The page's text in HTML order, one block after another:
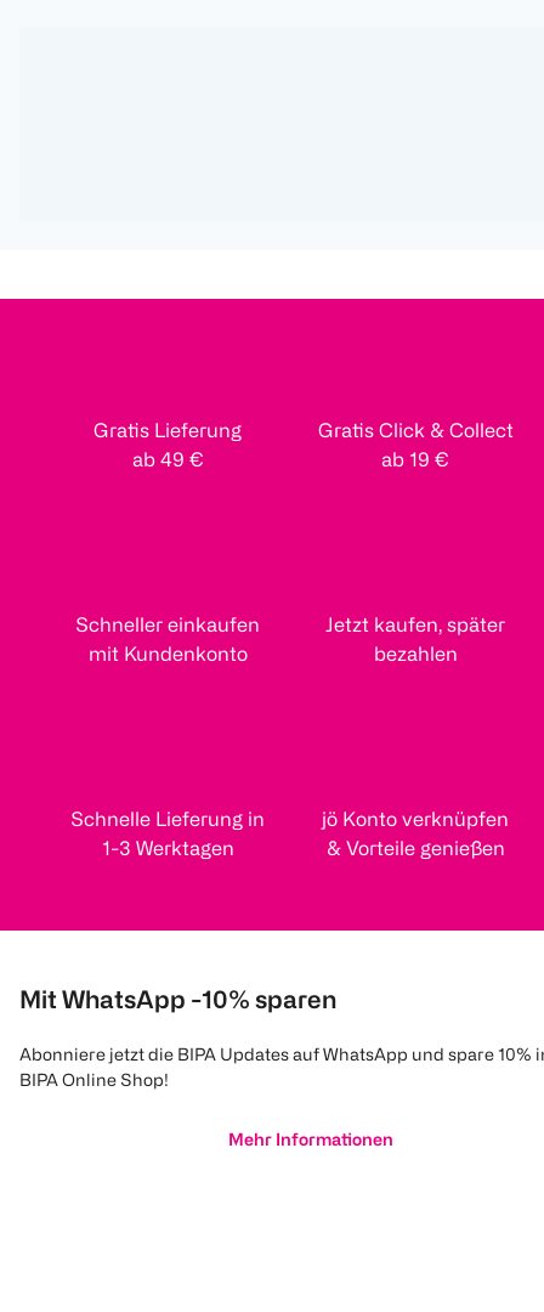
Gratis Lieferung
ab 49 €
Gratis Click & Collect
ab 19 €
Schneller einkaufen
mit Kundenkonto
Jetzt kaufen, später
bezahlen
Schnelle Lieferung in
1-3 Werktagen
jö Konto verknüpfen
& Vorteile genießen
Mit WhatsApp -10% sparen
Abonniere jetzt die BIPA Updates auf WhatsApp und spare 10%
BIPA Online Shop!
Mehr Informationen